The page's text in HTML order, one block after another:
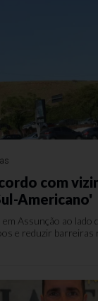
com
Americano'
Assunção ao lado
e reduzir barreiras